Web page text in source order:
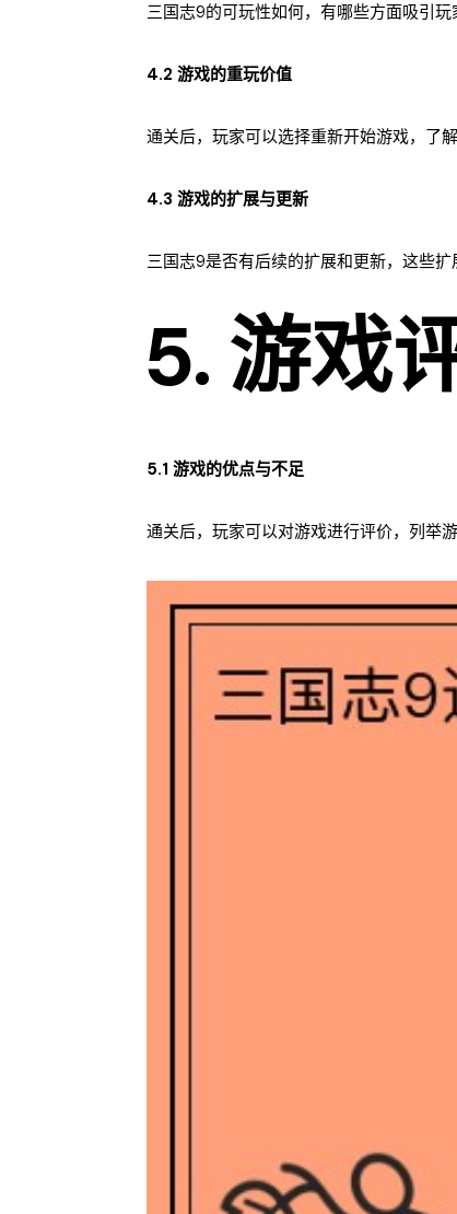
三国志9的可玩性如何，有哪些方面吸引
4.2 游戏的重玩价值
通关后，玩家可以选择重新开始游戏，了
4.3 游戏的扩展与更新
三国志9是否有后续的扩展和更新，这些
5. 游戏
5.1 游戏的优点与不足
通关后，玩家可以对游戏进行评价，列举